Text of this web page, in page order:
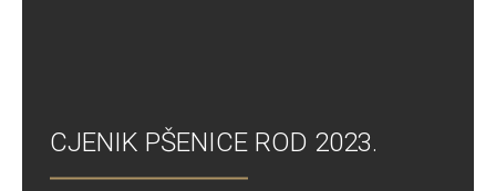
CJENIK PŠENICE ROD 2023.